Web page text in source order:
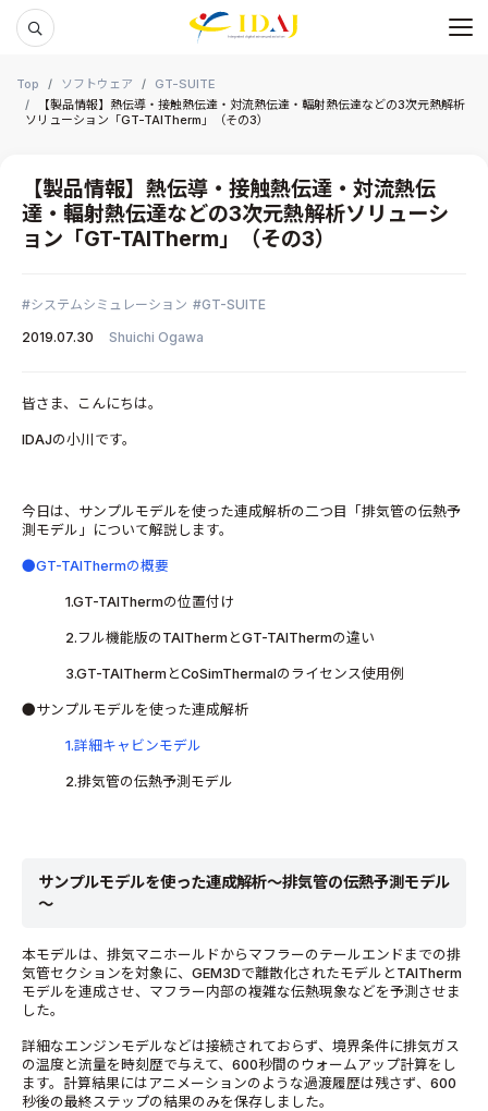
メ
Top ソフトウェア
GT-SUITE
【製品情報】熱伝導・接触熱伝達・対流熱伝達・輻射熱伝達などの3次元熱解析
ソリューション「GT-TAITherm」（その3）
【製品情報】熱伝導・接触熱伝達・対流熱伝
達・輻射熱伝達などの3次元熱解析ソリューシ
ョン「GT-TAITherm」（その3）
システムシミュレーション
GT-SUITE
2019.07.30
Shuichi Ogawa
皆さま、こんにちは。
IDAJの小川です。
今日は、サンプルモデルを使った連成解析の二つ目「排気管の伝熱予
測モデル」について解説します。
●GT-TAIThermの概要
1.GT-TAIThermの位置付け
2.フル機能版のTAIThermとGT-TAIThermの違い
3.GT-TAIThermとCoSimThermalのライセンス使用例
●サンプルモデルを使った連成解析
1.詳細キャビンモデル
2.排気管の伝熱予測モデル
サンプルモデルを使った連成解析～排気管の伝熱予測モデル
～
本モデルは、排気マニホールドからマフラーのテールエンドまでの排
気管セクションを対象に、GEM3Dで離散化されたモデルとTAITherm
モデルを連成させ、マフラー内部の複雑な伝熱現象などを予測させま
した。
詳細なエンジンモデルなどは接続されておらず、境界条件に排気ガス
の温度と流量を時刻歴で与えて、600秒間のウォームアップ計算をし
ます。計算結果にはアニメーションのような過渡履歴は残さず、600
秒後の最終ステップの結果のみを保存しました。